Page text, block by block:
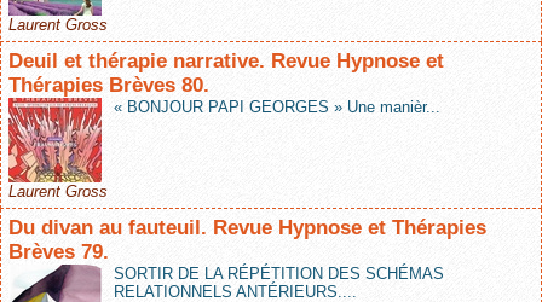
Laurent Gross
Deuil et thérapie narrative. Revue Hypnose et
Thérapies Brèves 80.
« BONJOUR PAPI GEORGES » Une manièr...
Laurent Gross
Du divan au fauteuil. Revue Hypnose et Thérapies
Brèves 79.
SORTIR DE LA RÉPÉTITION DES SCHÉMAS
RELATIONNELS ANTÉRIEURS....